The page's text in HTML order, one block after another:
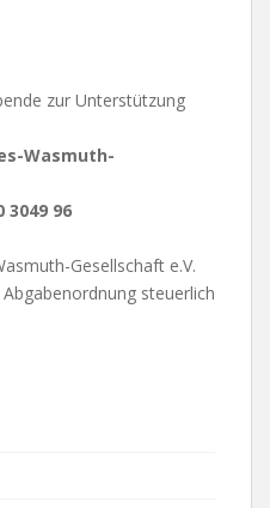
zur Unterstützung
Wasmuth-
3049 96
Gesellschaft e.V.
steuerlich